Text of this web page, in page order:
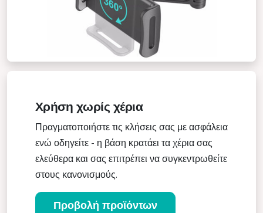
Χρήση χωρίς χέρια
Πραγματοποιήστε τις κλήσεις σας με ασφάλεια
ενώ οδηγείτε - η βάση κρατάει τα χέρια σας
ελεύθερα και σας επιτρέπει να συγκεντρωθείτε
στους κανονισμούς.
Προβολή προϊόντων